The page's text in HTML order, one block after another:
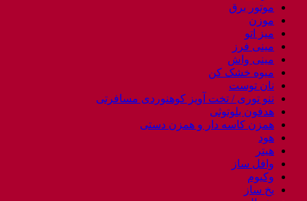
موتور برق
موزن
میز اتو
مینی فرز
مینی واش
میوه خشک کن
نان توست
ننو توری / تخت آویز کوهنوردی مسافرتی
هدفون بلوتوثی
همزن کاسه دار و همزن دستی
هود
هیتر
وافل ساز
وکیوم
یخ ساز